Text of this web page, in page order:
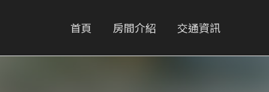
首頁 房間介紹 交通資訊